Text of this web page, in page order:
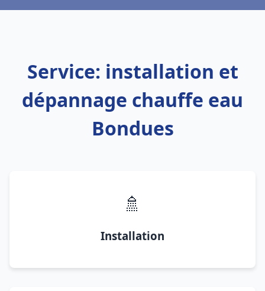
Service: installation et
dépannage chauffe eau
Bondues
🚿
Installation